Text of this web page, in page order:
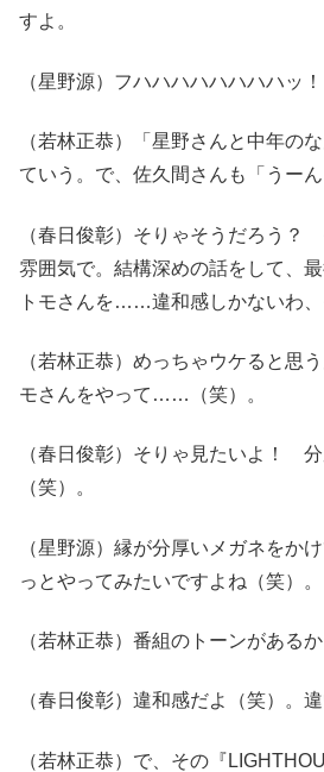
すよ。
（星野源）フハハハハハハハハッ！
（若林正恭）「星野さんと中年の
ていう。で、佐久間さんも「うー
（春日俊彰）そりゃそうだろう？
雰囲気で。結構深めの話をして、
トモさんを……違和感しかないわ、
（若林正恭）めっちゃウケると思
モさんをやって……（笑）。
（春日俊彰）そりゃ見たいよ！
（笑）。
（星野源）縁が分厚いメガネをか
っとやってみたいですよね（笑）。
（若林正恭）番組のトーンがあるか
（春日俊彰）違和感だよ（笑）。違
（若林正恭）で、その『